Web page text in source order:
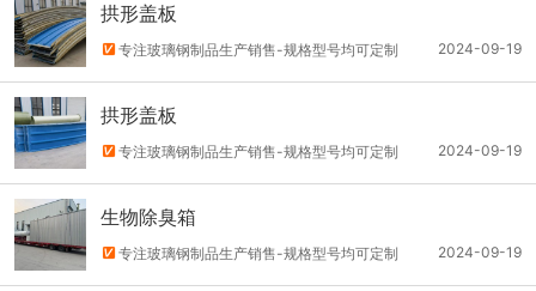
拱形盖板
2024-09-19
专注玻璃钢制品生产销售-规格型号均可定制
拱形盖板
2024-09-19
专注玻璃钢制品生产销售-规格型号均可定制
生物除臭箱
2024-09-19
专注玻璃钢制品生产销售-规格型号均可定制